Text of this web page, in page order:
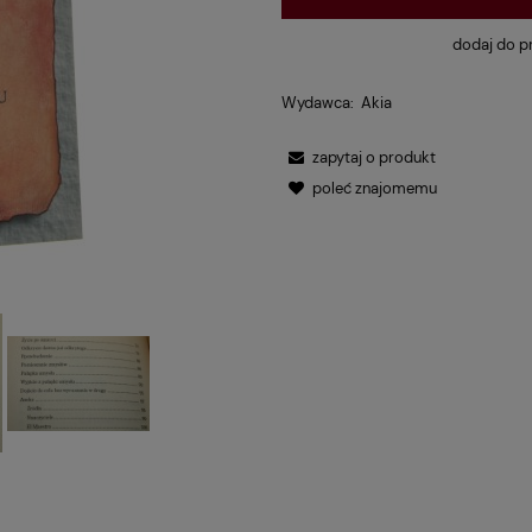
dodaj do
Wydawca: Akia
zapytaj o produkt
poleć znajomemu